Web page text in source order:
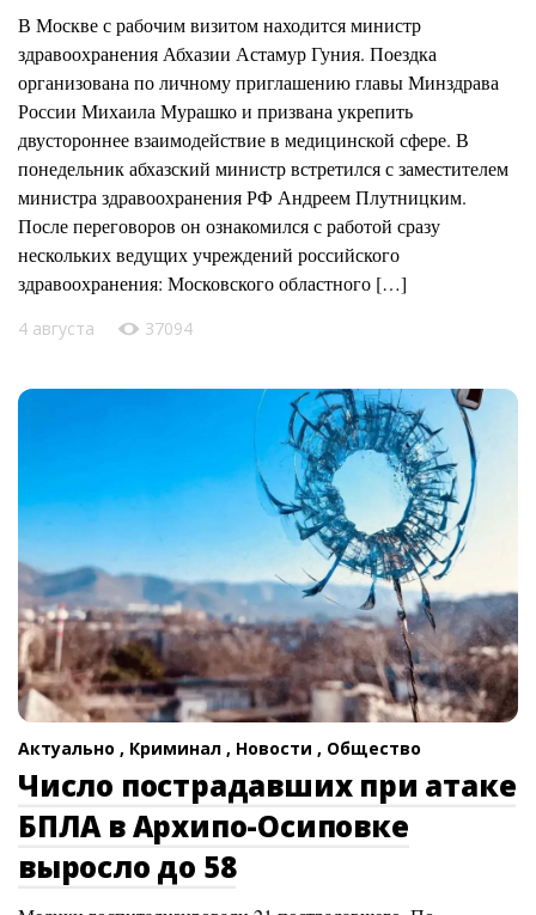
В Москве с рабочим визитом находится министр
здравоохранения Абхазии Астамур Гуния. Поездка
организована по личному приглашению главы Минздрава
России Михаила Мурашко и призвана укрепить
двустороннее взаимодействие в медицинской сфере. В
понедельник абхазский министр встретился с заместителем
министра здравоохранения РФ Андреем Плутницким.
После переговоров он ознакомился с работой сразу
нескольких ведущих учреждений российского
здравоохранения: Московского областного […]
4 августа 37094
Актуально , Криминал , Новости , Общество
Число пострадавших при атаке
БПЛА в Архипо-Осиповке
выросло до 58